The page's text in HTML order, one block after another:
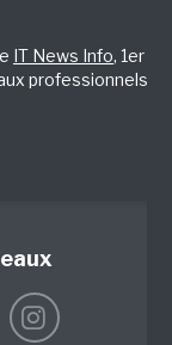
IT News Info, 1er
professionnels